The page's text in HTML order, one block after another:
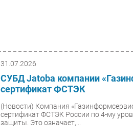
31.07.2026
СУБД Jatoba компании
сертификат ФСТЭК
(Новости) Компания
сертификат ФСТЭК России по 4-му
защиты. Это означает,...